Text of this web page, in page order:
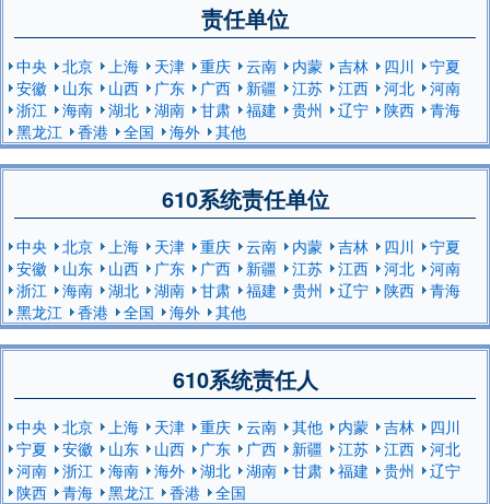
责任单位
中央 北京 上海 天津 重庆 云南 内蒙 吉林 四川
宁夏
安徽
山东 山西 广东 广西 新疆 江苏 江西 河北
河南
浙江
海南 湖北 湖南 甘肃 福建 贵州 辽宁 陕西
青海
黑龙江
香港 全国 海外 其他
610系统责任单位
中央 北京 上海 天津 重庆 云南 内蒙 吉林 四川
宁夏
安徽
山东 山西 广东 广西 新疆 江苏 江西 河北
河南
浙江
海南 湖北 湖南 甘肃 福建 贵州 辽宁 陕西
青海
黑龙江
香港 全国 海外 其他
610系统责任人
中央 北京 上海 天津 重庆 云南 其他 内蒙 吉林
四川
宁夏
安徽 山东 山西 广东 广西 新疆 江苏 江西
河北
河南
浙江 海南 海外 湖北 湖南 甘肃 福建 贵州
辽宁
陕西
青海 黑龙江 香港 全国